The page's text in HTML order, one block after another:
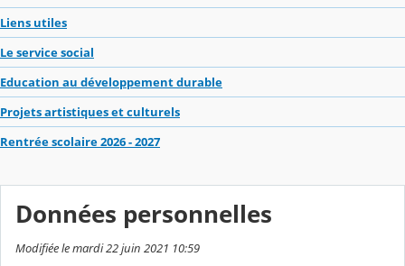
Liens utiles
Le service social
Education au développement durable
Projets artistiques et culturels
Rentrée scolaire 2026 - 2027
Données personnelles
Modifiée le mardi 22 juin 2021 10:59